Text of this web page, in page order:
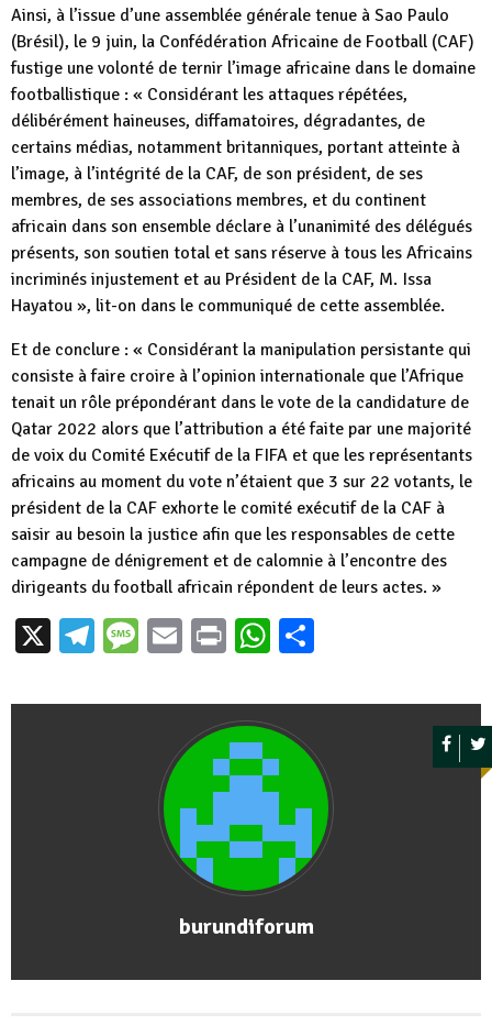
Ainsi, à l’issue d’une assemblée générale tenue à Sao Paulo
(Brésil), le 9 juin, la Confédération Africaine de Football (CAF)
fustige une volonté de ternir l’image africaine dans le domaine
footballistique : « Considérant les attaques répétées,
délibérément haineuses, diffamatoires, dégradantes, de
certains médias, notamment britanniques, portant atteinte à
l’image, à l’intégrité de la CAF, de son président, de ses
membres, de ses associations membres, et du continent
africain dans son ensemble déclare à l’unanimité des délégués
présents, son soutien total et sans réserve à tous les Africains
incriminés injustement et au Président de la CAF, M. Issa
Hayatou », lit-on dans le communiqué de cette assemblée.
Et de conclure : « Considérant la manipulation persistante qui
consiste à faire croire à l’opinion internationale que l’Afrique
tenait un rôle prépondérant dans le vote de la candidature de
Qatar 2022 alors que l’attribution a été faite par une majorité
de voix du Comité Exécutif de la FIFA et que les représentants
africains au moment du vote n’étaient que 3 sur 22 votants, le
président de la CAF exhorte le comité exécutif de la CAF à
saisir au besoin la justice afin que les responsables de cette
campagne de dénigrement et de calomnie à l’encontre des
dirigeants du football africain répondent de leurs actes. »
X Telegram
Message
EmailPrintWhatsApp
burundiforum